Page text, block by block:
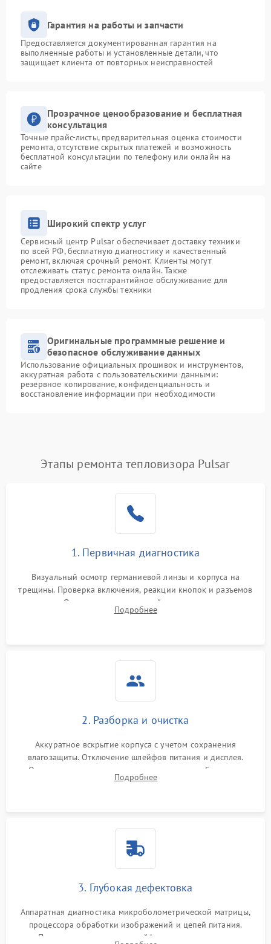
Гарантия на работы и запчасти
Предоставляется документированная гарантия на
выполненные работы и установленные детали, что
защищает клиента от повторных неисправностей
Прозрачное ценообразование и бесплатная
консультация
Точные прайс-листы, предварительная оценка стоимости
ремонта, отсутствие скрытых платежей и возможность
бесплатной консультации по телефону или онлайн на
сайте
Широкий спектр услуг
Сервисный центр Pulsar обеспечивает доставку техники
по всей РФ, бесплатную диагностику и качественный
ремонт, включая срочный ремонт. Клиенты могут
отслеживать статус ремонта онлайн. Также
предоставляется постгарантийное обслуживание для
продления срока службы техники
Оригинальные программные решение и
безопасное обслуживание данных
Использование официальных прошивок и инструментов,
аккуратная работа с пользовательскими данными:
резервное копирование, конфиденциальность и
восстановление информации при необходимости
Этапы ремонта тепловизора Pulsar
1. Первичная диагностика
Визуальный осмотр германиевой линзы и корпуса на
трещины. Проверка включения, реакции кнопок и разъемов
зарядки. Оценка вывода тепловой сигнатуры на экран,
проверка базовых функций и считывание системных
Подробнее
2. Разборка и очистка
Аккуратное вскрытие корпуса с учетом сохранения
влагозащиты. Отключение шлейфов питания и дисплея.
Очистка внутренних плат от окислов и пыли. Бережная
обработка германиевого объектива специализированными
Подробнее
3. Глубокая дефектовка
Аппаратная диагностика микроболометрической матрицы,
процессора обработки изображений и цепей питания.
Проверка целостности шлейфов, модуля памяти и